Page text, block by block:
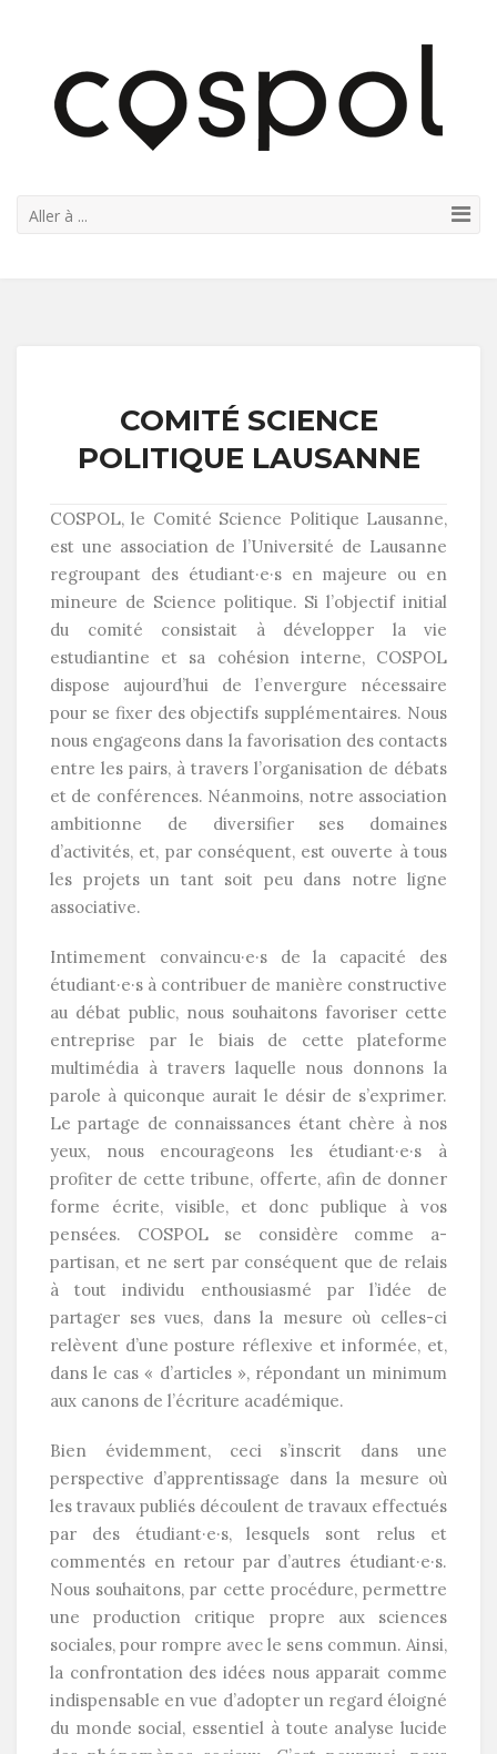
Aller à ...
COMITÉ SCIENCE
POLITIQUE LAUSANNE
COSPOL, le Comité Science Politique Lausanne,
est une association de l’Université de Lausanne
regroupant des étudiant·e·s en majeure ou en
mineure de Science politique. Si l’objectif initial
du comité consistait à développer la vie
estudiantine et sa cohésion interne, COSPOL
dispose aujourd’hui de l’envergure nécessaire
pour se fixer des objectifs supplémentaires. Nous
nous engageons dans lafavorisation des contacts
entre les pairs, à travers l’organisation de débats
et de conférences. Néanmoins, notre association
ambitionne de diversifier ses domaines
d’activités, et, par conséquent, est ouverte à tous
les projets un tant soit peu dans notre ligne
associative.
Intimement convaincu·e·s de la capacité des
étudiant·e·s à contribuer de manière constructive
au débat public, nous souhaitons favoriser cette
entreprise par le biais de cette plateforme
multimédia à travers laquelle nous donnons la
parole à quiconque aurait le désir de s’exprimer.
Le partage de connaissances étant chère à nos
yeux, nous encourageons les étudiant·e·s à
profiter de cette tribune, offerte, afin de donner
forme écrite, visible, et donc publique à vos
pensées. COSPOL se considère comme a-
partisan, et ne sert par conséquent que de relais
à tout individu enthousiasmé par l’idée de
partager ses vues, dans la mesure où celles-ci
relèvent d’une posture réflexive et informée, et,
dans le cas « d’articles », répondant un minimum
aux canons de l’écriture académique.
Bien évidemment, ceci s’inscrit dans une
perspective d’apprentissage dans la mesure où
les travaux publiés découlent de travaux effectués
par des étudiant·e·s, lesquels sont relus et
commentés en retour par d’autres étudiant·e·s.
Nous souhaitons, par cette procédure, permettre
une production critique propre aux sciences
sociales, pour rompre avec le sens commun. Ainsi,
la confrontation des idées nous apparait comme
indispensable en vue d’adopter un regard éloigné
du monde social, essentiel à toute analyse lucide